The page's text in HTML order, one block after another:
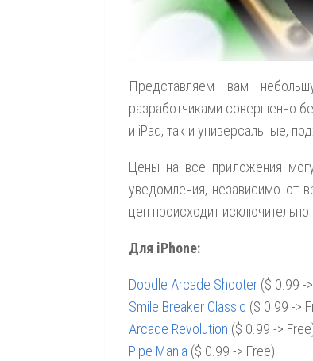
Представляем вам
разработчиками совершенно
и iPad, так и универсальные,
Цены на все приложения
уведомления, независимо от
цен происходит
Для iPhone:
Doodle Arcade Shooter ($ 0.99 -
Smile Breaker Classic ($ 0.99 ->
Arcade Revolution ($ 0.99 ->
Pipe Mania ($ 0.99 -> Free)